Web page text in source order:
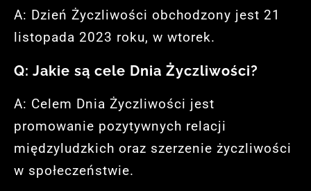
A: Dzień Życzliwości obchodzony jest 21
listopada 2023 roku, w wtorek.
Q: Jakie są cele Dnia Życzliwości?
A: Celem Dnia Życzliwości jest
promowanie pozytywnych relacji
międzyludzkich oraz szerzenie życzliwości
w społeczeństwie.